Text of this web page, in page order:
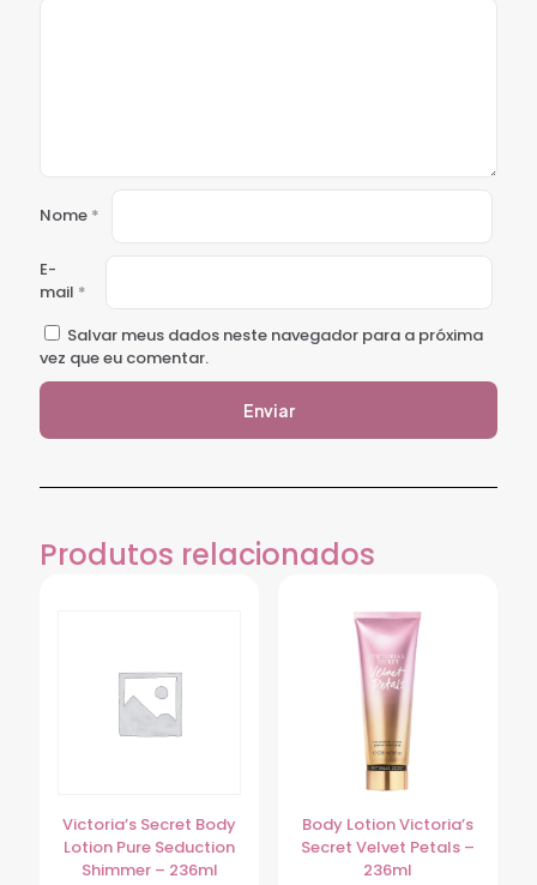
Nome *
E-
mail *
Salvar meus dados neste navegador para a próxima
vez que eu comentar.
Produtos relacionados
Victoria’s Secret Body
Lotion Pure Seduction
Shimmer – 236ml
Body Lotion Victoria’s
Secret Velvet Petals –
236ml